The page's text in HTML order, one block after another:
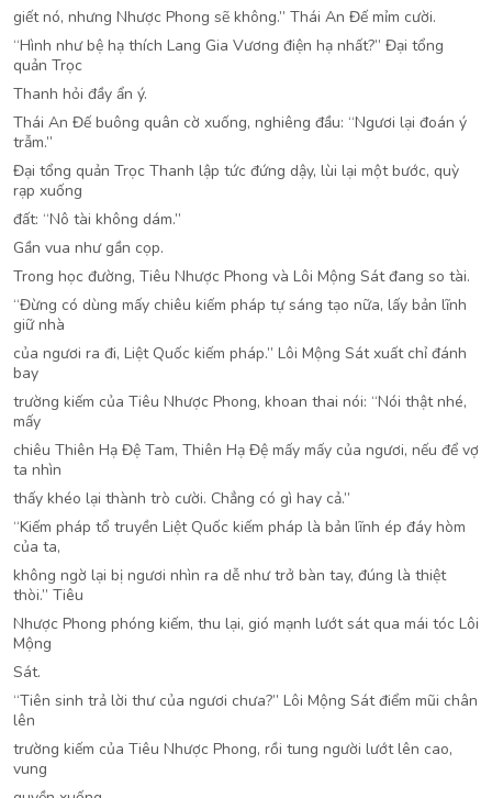
giết nó, nhưng Nhược Phong sẽ không.” Thái An Đế mỉm cười.
“Hình như bệ hạ thích Lang Gia Vương điện hạ nhất?” Đại tổng
quản Trọc
Thanh hỏi đầy ẩn ý.
Thái An Đế buông quân cờ xuống, nghiêng đầu: “Ngươi lại đoán ý
trẫm.”
Đại tổng quản Trọc Thanh lập tức đứng dậy, lùi lại một bước, quỳ
rạp xuống
đất: “Nô tài không dám.”
Gần vua như gần cọp.
Trong học đường, Tiêu Nhược Phong và Lôi Mộng Sát đang so tài.
“Đừng có dùng mấy chiêu kiếm pháp tự sáng tạo nữa, lấy bản lĩnh
giữ nhà
của ngươi ra đi, Liệt Quốc kiếm pháp.” Lôi Mộng Sát xuất chỉ đánh
bay
trường kiếm của Tiêu Nhược Phong, khoan thai nói: “Nói thật nhé,
mấy
chiêu Thiên Hạ Đệ Tam, Thiên Hạ Đệ mấy mấy của ngươi, nếu để vợ
ta nhìn
thấy khéo lại thành trò cười. Chẳng có gì hay cả.”
“Kiếm pháp tổ truyền Liệt Quốc kiếm pháp là bản lĩnh ép đáy hòm
của ta,
không ngờ lại bị ngươi nhìn ra dễ như trở bàn tay, đúng là thiệt
thòi.” Tiêu
Nhược Phong phóng kiếm, thu lại, gió mạnh lướt sát qua mái tóc Lôi
Mộng
Sát.
“Tiên sinh trả lời thư của ngươi chưa?” Lôi Mộng Sát điểm mũi chân
lên
trường kiếm của Tiêu Nhược Phong, rồi tung người lướt lên cao,
vung